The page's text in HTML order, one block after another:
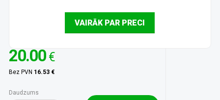
VAIRĀK PAR PRECI
20.00 €
Bez PVN 16.53 €
Daudzums